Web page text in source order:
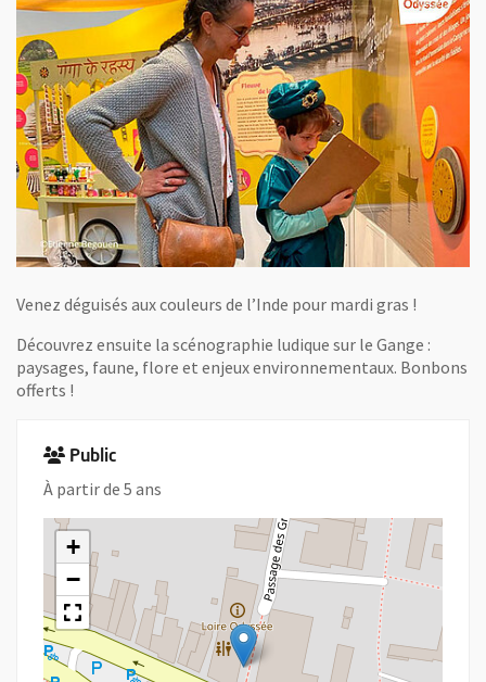
Venez déguisés aux couleurs de l’Inde pour mardi gras !
Découvrez ensuite la scénographie ludique sur le Gange :
paysages, faune, flore et enjeux environnementaux. Bonbons
offerts !
Public
À partir de 5 ans
+
−